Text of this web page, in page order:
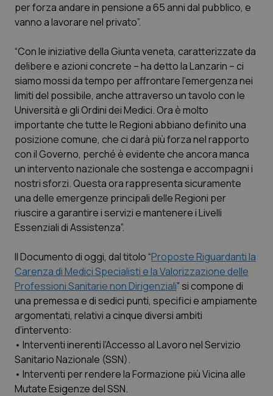
Liguria
Lombardia
Marche
Molise
Piemonte
Provincia Autonoma di Bolzano
Provincia Autonoma di Trento
Sardegna
Sicilia
Toscana
Umbria
Disturbi dell’umore
Dolore
Donna & Salute
Epatiti
HIV
Infezioni & Febbre
Ipertensione & Scompenso
Malattia di Crohn & Rettocolite Ulcerosa
Neuroscienze & patologie neurodegenerative
Obesità
Oftalmologia
per forza andare in pensione a 65 anni dal pubblico, e
vanno a lavorare nel privato”.
“Con le iniziative della Giunta veneta, caratterizzate da
delibere e azioni concrete – ha detto la Lanzarin – ci
siamo mossi da tempo per affrontare l’emergenza nei
limiti del possibile, anche attraverso un tavolo con le
Università e gli Ordini dei Medici. Ora è molto
importante che tutte le Regioni abbiano definito una
posizione comune, che ci darà più forza nel rapporto
con il Governo, perché è evidente che ancora manca
un intervento nazionale che sostenga e accompagni i
nostri sforzi. Questa ora rappresenta sicuramente
una delle emergenze principali delle Regioni per
riuscire a garantire i servizi e mantenere i Livelli
Essenziali di Assistenza”.
Il Documento di oggi, dal titolo “Proposte Riguardanti la
Carenza di Medici Specialisti e la Valorizzazione delle
Professioni Sanitarie non Dirigenziali” si compone di
una premessa e di sedici punti, specifici e ampiamente
argomentati, relativi a cinque diversi ambiti
d’intervento:
• Interventi inerenti l’Accesso al Lavoro nel Servizio
Sanitario Nazionale (SSN).
• Interventi per rendere la Formazione più Vicina alle
Mutate Esigenze del SSN.